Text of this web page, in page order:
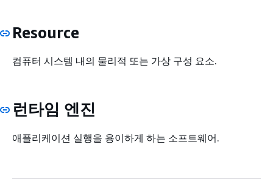
Resource
컴퓨터 시스템 내의 물리적 또는 가상 구성 요소.
런타임 엔진
애플리케이션 실행을 용이하게 하는 소프트웨어.